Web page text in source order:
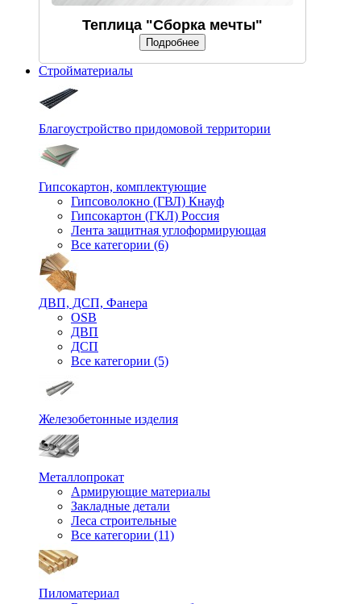
Теплица "Сборка мечты"
Подробнее
Стройматериалы
Благоустройство придомовой территории
Гипсокартон, комплектующие
Гипсоволокно (ГВЛ) Кнауф
Гипсокартон (ГКЛ) Россия
Лента защитная углоформирующая
Все категории (6)
ДВП, ДСП, Фанера
OSB
ДВП
ДСП
Все категории (5)
Железобетонные изделия
Металлопрокат
Армирующие материалы
Закладные детали
Леса строительные
Все категории (11)
Пиломатериал